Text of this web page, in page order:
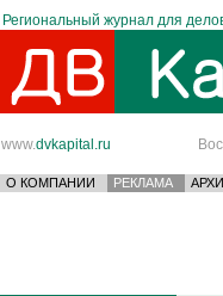
Региональный журнал для
www.dvkapital.ru
О КОМПАНИИ РЕКЛАМА